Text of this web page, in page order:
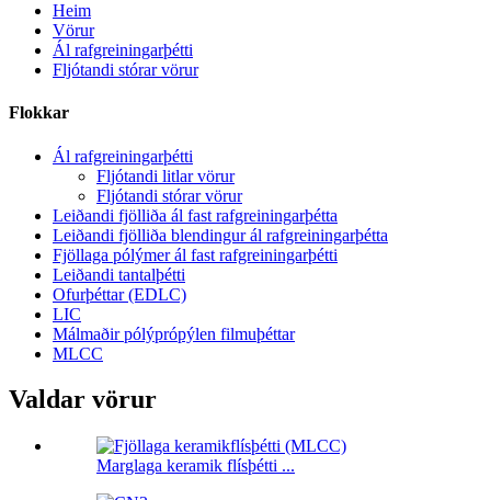
Heim
Vörur
Ál rafgreiningarþétti
Fljótandi stórar vörur
Flokkar
Ál rafgreiningarþétti
Fljótandi litlar vörur
Fljótandi stórar vörur
Leiðandi fjölliða ál fast rafgreiningarþétta
Leiðandi fjölliða blendingur ál rafgreiningarþétta
Fjöllaga pólýmer ál fast rafgreiningarþétti
Leiðandi tantalþétti
Ofurþéttar (EDLC)
LIC
Málmaðir pólýprópýlen filmuþéttar
MLCC
Valdar vörur
Marglaga keramik flísþétti ...